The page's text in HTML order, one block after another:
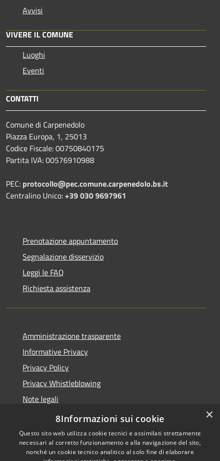
Avvisi
VIVERE IL COMUNE
Luoghi
Eventi
CONTATTI
Comune di Carpenedolo
Piazza Europa, 1, 25013
Codice Fiscale: 00750840175
Partita IVA: 00576910988
PEC: protocollo@pec.comune.carpenedolo.bs.it
Centralino Unico:+39 030 9697961
Prenotazione appuntamento
Segnalazione disservizio
Leggi le FAQ
Richiesta assistenza
Amministrazione trasparente
Informative Privacy
Privacy Policy
Privacy Whistleblowing
Note legali
Dichiarazione di accessibilità
×
8Informazioni sui cookie
Questo sito web utilizza cookie tecnici e assimilati strettamente
necessari al corretto funzionamento e alla navigazione del sito,
nonché un cookie tecnico analitico al solo fine di elaborare